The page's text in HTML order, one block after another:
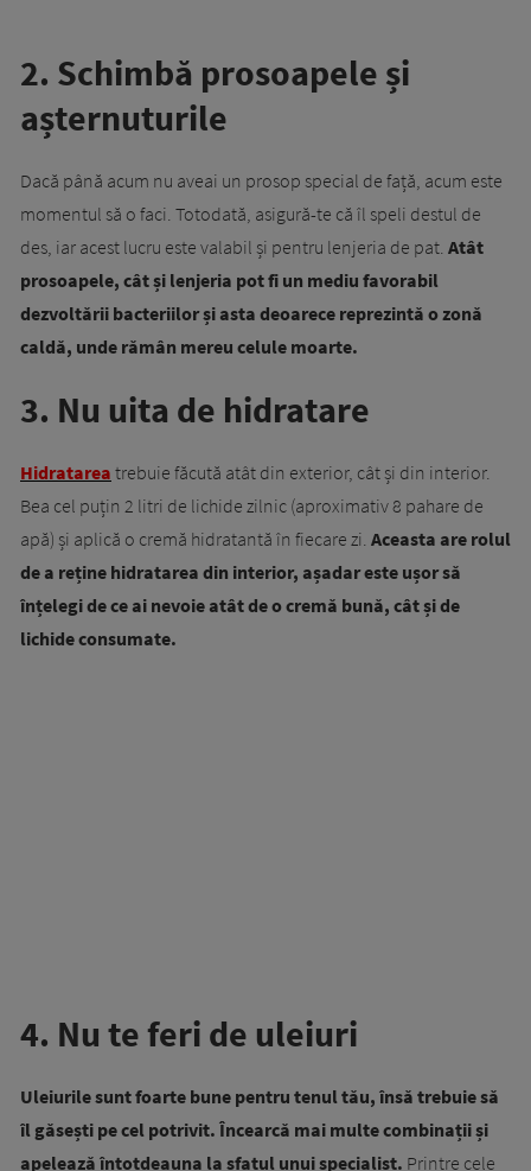
2. Schimbă prosoapele și
așternuturile
Dacă până acum nu aveai un prosop special de față, acum este
momentul să o faci. Totodată, asigură-te că îl speli destul de
des, iar acest lucru este valabil și pentru lenjeria de pat. Atât
prosoapele, cât și lenjeria pot fi un mediu favorabil
dezvoltării bacteriilor și asta deoarece reprezintă o zonă
caldă, unde rămân mereu celule moarte.
3. Nu uita de hidratare
Hidratarea trebuie făcută atât din exterior, cât și din interior.
Bea cel puțin 2 litri de lichide zilnic (aproximativ 8 pahare de
apă) și aplică o cremă hidratantă în fiecare zi. Aceasta are rolul
de a reține hidratarea din interior, așadar este ușor să
înțelegi de ce ai nevoie atât de o cremă bună, cât și de
lichide consumate.
4. Nu te feri de uleiuri
Uleiurile sunt foarte bune pentru tenul tău, însă trebuie să
îl găsești pe cel potrivit. Încearcă mai multe combinații și
apelează întotdeauna la sfatul unui specialist. Printre cele